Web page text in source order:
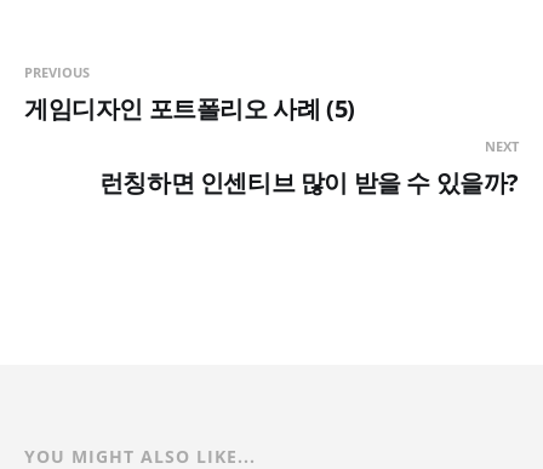
PREVIOUS
게임디자인 포트폴리오 사례 (5)
NEXT
런칭하면 인센티브 많이 받을 수 있을까?
YOU MIGHT ALSO LIKE...